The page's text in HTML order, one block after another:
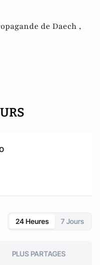
de Daech ,
24 Heures 7 Jours
PLUS PARTAGES